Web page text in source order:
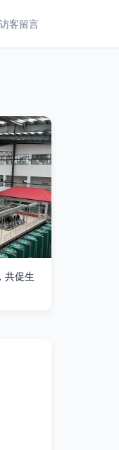
访客留言
共促生